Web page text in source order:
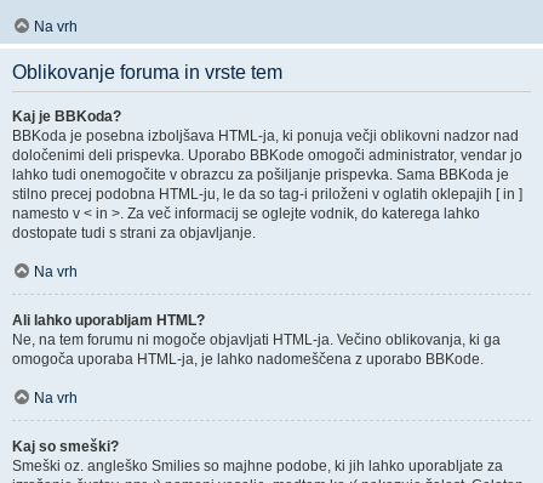
Na vrh
Oblikovanje foruma in vrste tem
Kaj je BBKoda?
BBKoda je posebna izboljšava HTML-ja, ki ponuja večji oblikovni nadzor nad
določenimi deli prispevka. Uporabo BBKode omogoči administrator, vendar jo
lahko tudi onemogočite v obrazcu za pošiljanje prispevka. Sama BBKoda je
stilno precej podobna HTML-ju, le da so tag-i priloženi v oglatih oklepajih [ in ]
namesto v < in >. Za več informacij se oglejte vodnik, do katerega lahko
dostopate tudi s strani za objavljanje.
Na vrh
Ali lahko uporabljam HTML?
Ne, na tem forumu ni mogoče objavljati HTML-ja. Večino oblikovanja, ki ga
omogoča uporaba HTML-ja, je lahko nadomeščena z uporabo BBKode.
Na vrh
Kaj so smeški?
Smeški oz. angleško Smilies so majhne podobe, ki jih lahko uporabljate za